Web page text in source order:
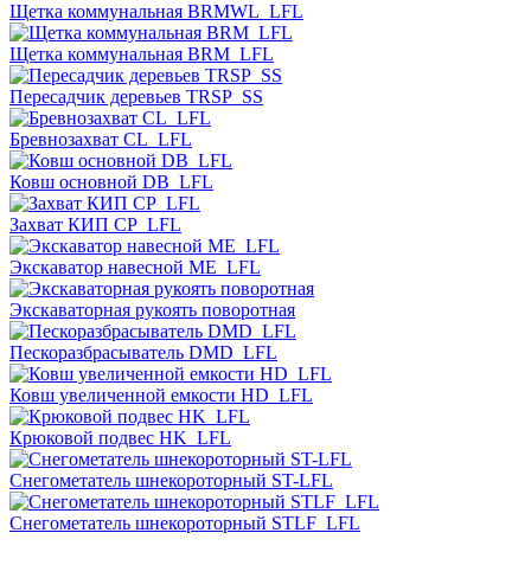
Щетка коммунальная BRMWL_LFL
Щетка коммунальная BRM_LFL
Пересадчик деревьев TRSP_SS
Бревнозахват CL_LFL
Ковш основной DB_LFL
Захват КИП CP_LFL
Экскаватор навесной ME_LFL
Экскаваторная рукоять поворотная
Пескоразбрасыватель DMD_LFL
Ковш увеличенной емкости HD_LFL
Крюковой подвес HK_LFL
Снегометатель шнекороторный ST-LFL
Снегометатель шнекороторный STLF_LFL